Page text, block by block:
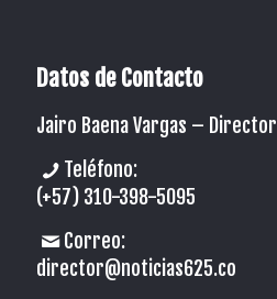
Datos de Contacto
Jairo Baena Vargas – Director
Teléfono:
(+57) 310-398-5095
Correo:
director@noticias625.co